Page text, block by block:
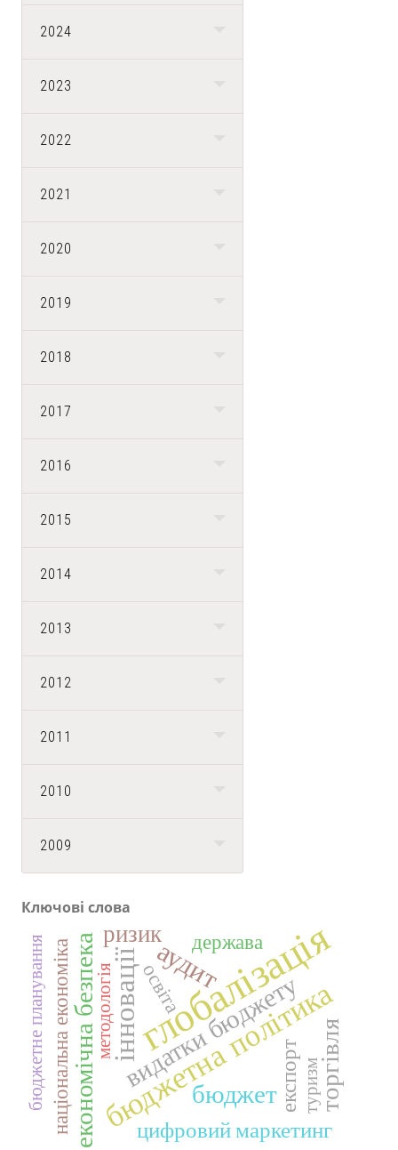
2024
2023
2022
2021
2020
2019
2018
2017
2016
2015
2014
2013
2012
2011
2010
2009
Ключові слова
глобалізація
бюджетна політика
інновації аудит
торгівля
економічна безпека видатки бюджету
бюджет
ризик
цифровий маркетинг
експорт
держава
національна економіка освіта
бюджетне планування методологія
туризм